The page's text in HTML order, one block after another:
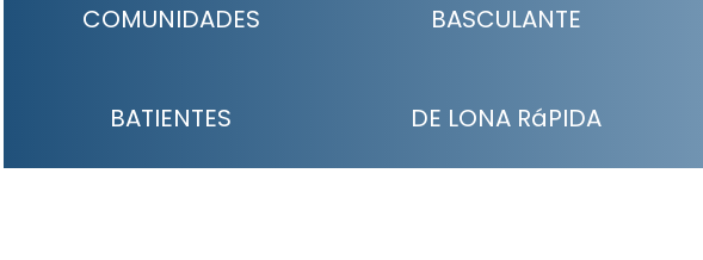
COMUNIDADES BASCULANTE
BATIENTES DE LONA RáPIDA